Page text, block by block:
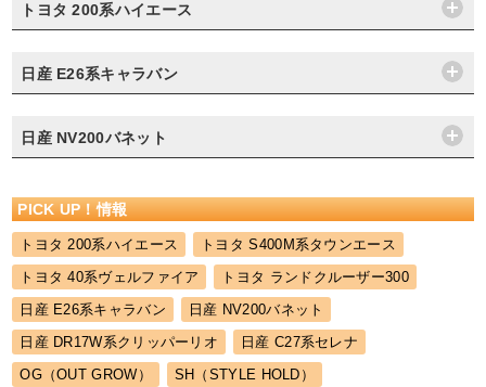
トヨタ 200系ハイエース
日産 E26系キャラバン
日産 NV200バネット
PICK UP！情報
トヨタ 200系ハイエース
トヨタ S400M系タウンエース
トヨタ 40系ヴェルファイア
トヨタ ランドクルーザー300
日産 E26系キャラバン
日産 NV200バネット
日産 DR17W系クリッパーリオ
日産 C27系セレナ
OG（OUT GROW）
SH（STYLE HOLD）